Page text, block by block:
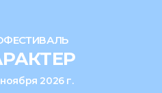
2026 г.